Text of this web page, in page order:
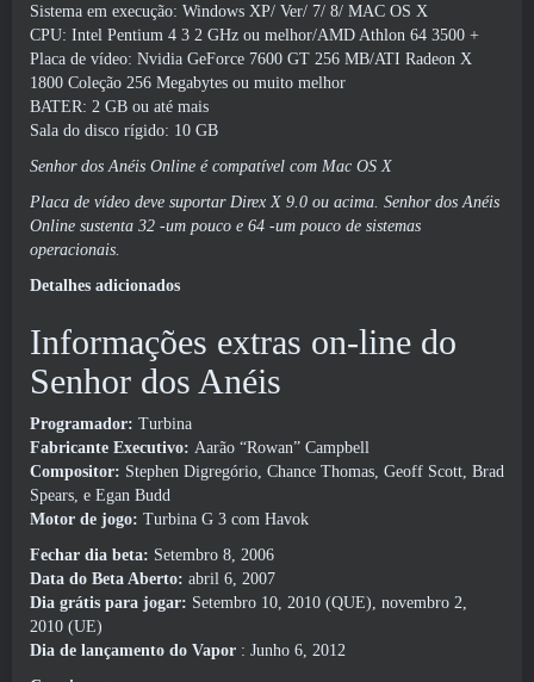
Sistema em execução: Windows XP/ Ver/ 7/ 8/ MAC OS X
CPU: Intel Pentium 4 3 2 GHz ou melhor/AMD Athlon 64 3500 +
Placa de vídeo: Nvidia GeForce 7600 GT 256 MB/ATI Radeon X
1800 Coleção 256 Megabytes ou muito melhor
BATER: 2 GB ou até mais
Sala do disco rígido: 10 GB
Senhor dos Anéis Online é compatível com Mac OS X
Placa de vídeo deve suportar Direx X 9.0 ou acima. Senhor dos Anéis
Online sustenta 32 -um pouco e 64 -um pouco de sistemas
operacionais.
Detalhes adicionados
Informações extras on-line do
Senhor dos Anéis
Programador: Turbina
Fabricante Executivo: Aarão “Rowan” Campbell
Compositor: Stephen Digregório, Chance Thomas, Geoff Scott, Brad
Spears, e Egan Budd
Motor de jogo: Turbina G 3 com Havok
Fechar dia beta: Setembro 8, 2006
Data do Beta Aberto: abril 6, 2007
Dia grátis para jogar: Setembro 10, 2010 (QUE), novembro 2,
2010 (UE)
Dia de lançamento do Vapor : Junho 6, 2012